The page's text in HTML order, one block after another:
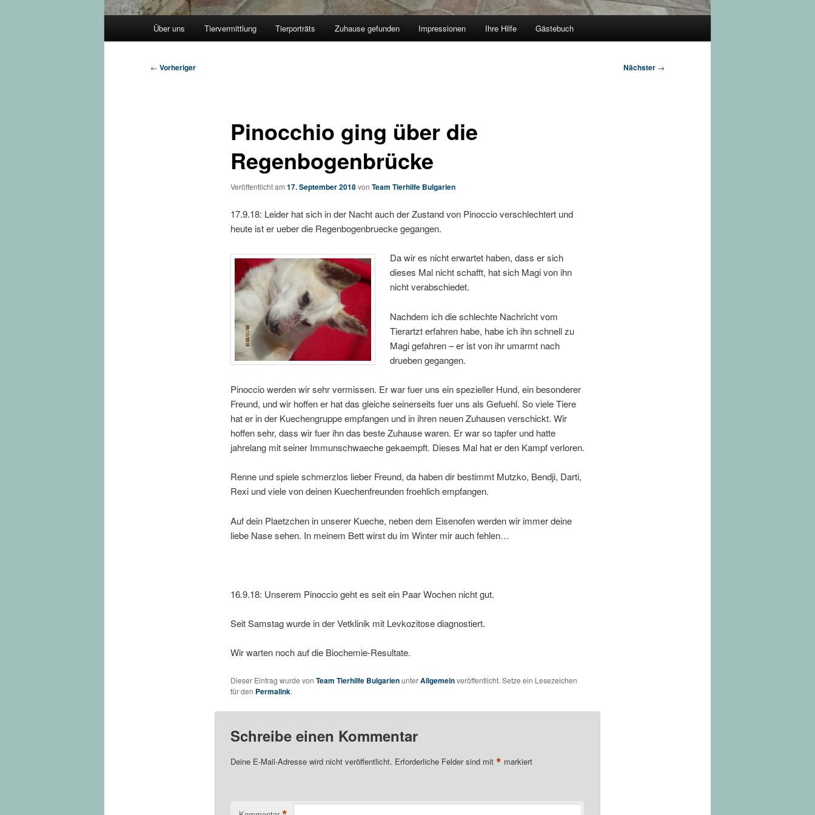
Über uns Tiervermittlung Tierporträts Zuhause gefunden Impressionen Ihre Hilfe Gästebuch
Beitragsnavigation
← Vorheriger Nächster →
Pinocchio ging über die
Regenbogenbrücke
Veröffentlicht am 17. September 2018von Team Tierhilfe Bulgarien
17.9.18: Leider hat sich in der Nacht auch der Zustand von Pinoccio verschlechtert und
heute ist er ueber die Regenbogenbruecke gegangen.
Da wir es nicht erwartet haben, dass er sich
dieses Mal nicht schafft, hat sich Magi von ihn
nicht verabschiedet.
Nachdem ich die schlechte Nachricht vom
Tierartzt erfahren habe, habe ich ihn schnell zu
Magi gefahren – er ist von ihr umarmt nach
drueben gegangen.
Pinoccio werden wir sehr vermissen. Er war fuer uns ein spezieller Hund, ein besonderer
Freund, und wir hoffen er hat das gleiche seinerseits fuer uns als Gefuehl. So viele Tiere
hat er in der Kuechengruppe empfangen und in ihren neuen Zuhausen verschickt. Wir
hoffen sehr, dass wir fuer ihn das beste Zuhause waren. Er war so tapfer und hatte
jahrelang mit seiner Immunschwaeche gekaempft. Dieses Mal hat er den Kampf verloren.
Renne und spiele schmerzlos lieber Freund, da haben dir bestimmt Mutzko, Bendji, Darti,
Rexi und viele von deinen Kuechenfreunden froehlich empfangen.
Auf dein Plaetzchen in unserer Kueche, neben dem Eisenofen werden wir immer deine
liebe Nase sehen. In meinem Bett wirst du im Winter mir auch fehlen…
16.9.18: Unserem Pinoccio geht es seit ein Paar Wochen nicht gut.
Seit Samstag wurde in der Vetklinik mit Levkozitose diagnostiert.
Wir warten noch auf die Biochemie-Resultate.
Dieser Eintrag wurde von Team Tierhilfe BulgarienunterAllgemeinveröffentlicht. Setze ein Lesezeichen
für den Permalink.
Schreibe einen Kommentar
Deine E-Mail-Adresse wird nicht veröffentlicht. Erforderliche Felder sind mit * markiert